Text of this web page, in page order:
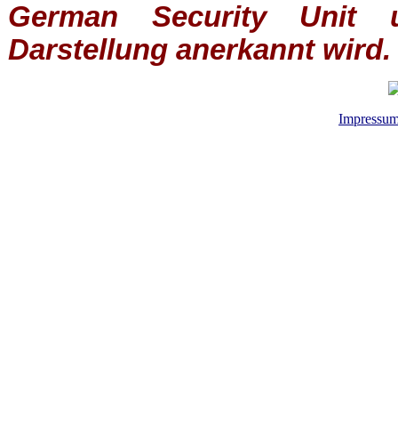
German Security Unit
Darstellung anerkannt wird.